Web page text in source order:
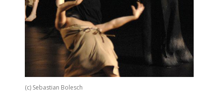
(c) Sebastian Bolesch